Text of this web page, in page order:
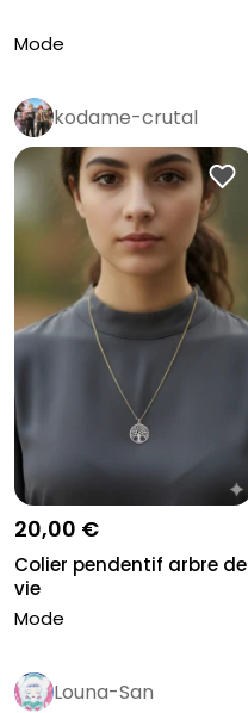
Mode
kodame-crutal
Pro
20,00 €
Colier pendentif arbre de
vie
Mode
Louna-San